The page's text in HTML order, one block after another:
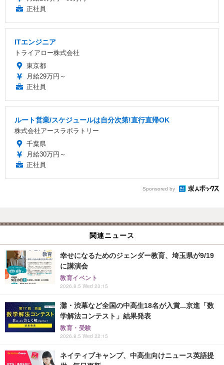
正社員
ITエンジニア
トライアロー株式会社
東京都
月給29万円～
正社員
ルート営業/スケジュールは自分次第!直行直帰OK
株式会社アースラボラトリー
千葉県
月給30万円～
正社員
Sponsored by
関連ニュース
幸せになるためのジェンダー教育、埼玉県が9/19
に講演会
教育イベント
2026.8.5 Wed 23:15
灘・渋幕など全国の中高生18名が入賞...京進「数
学解法コンテスト」結果発表
教育・受験
2026.8.5 Wed 22:15
ネイティブキャンプ、中高生向けニュース英語提